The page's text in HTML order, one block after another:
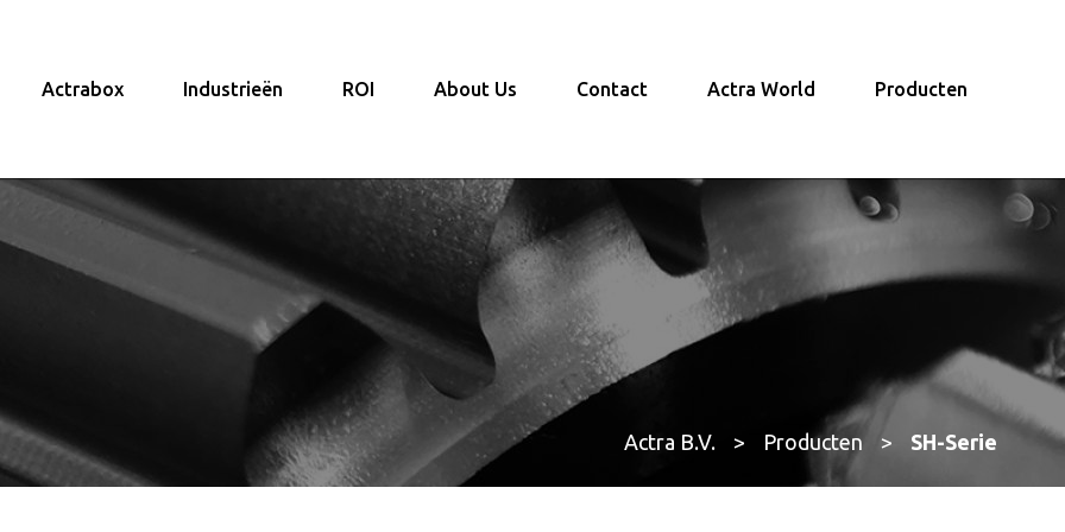
Actrabox Industrieën ROI About Us Contact Actra World Producten
Actra B.V. > Producten > SH-Serie